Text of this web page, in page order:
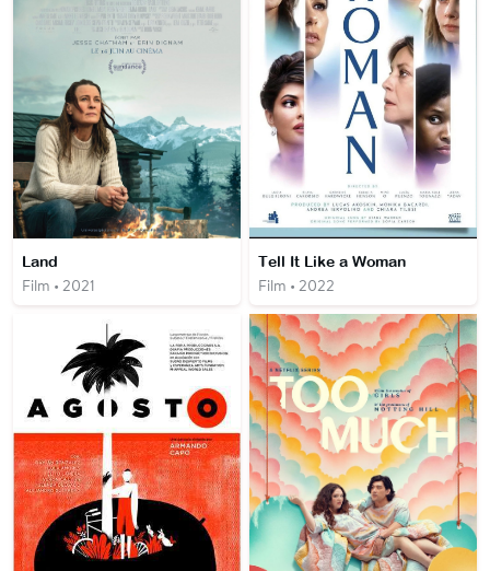
Land
Film • 2021
Tell It Like a Woman
Film • 2022